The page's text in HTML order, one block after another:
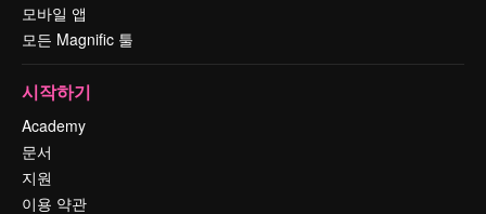
모바일 앱
모든 Magnific 툴
시작하기
Academy
문서
지원
이용 약관